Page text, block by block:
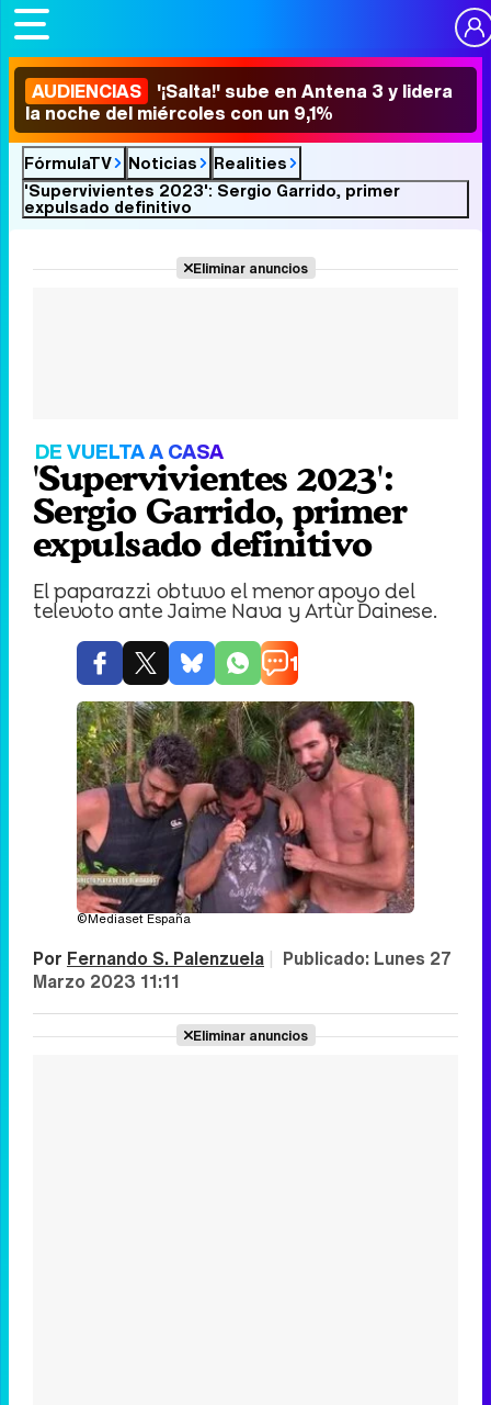
AUDIENCIAS '¡Salta!' sube en Antena 3 y lidera
la noche del miércoles con un 9,1%
FórmulaTV Noticias
Realities
'Supervivientes 2023': Sergio Garrido, primer
expulsado definitivo
Eliminar anuncios
DE VUELTA A CASA
'Supervivientes 2023':
Sergio Garrido, primer
expulsado definitivo
El paparazzi obtuvo el menor apoyo del
televoto ante Jaime Nava y Artùr Dainese.
1
©Mediaset España
Por Fernando S. Palenzuela | Publicado: Lunes 27
Marzo 2023 11:11
Eliminar anuncios